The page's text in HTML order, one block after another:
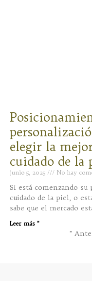
elegir la
cuidado de la
junio 5, 2025 No hay
Si está comenzando
cuidado de la piel, o
sabe que el mercado
Leer más "
"